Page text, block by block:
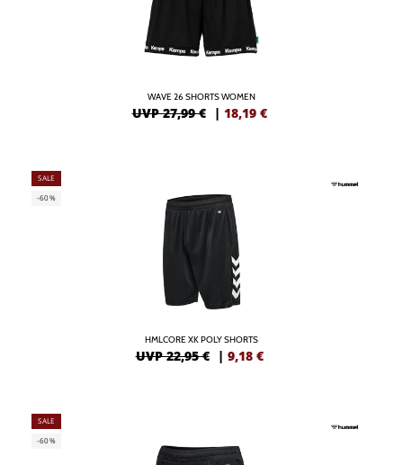
WAVE 26 SHORTS WOMEN
UVP 27,99 € | 18,19 €
SALE
-60%
HMLCORE XK POLY SHORTS
UVP 22,95 € | 9,18 €
SALE
-60%